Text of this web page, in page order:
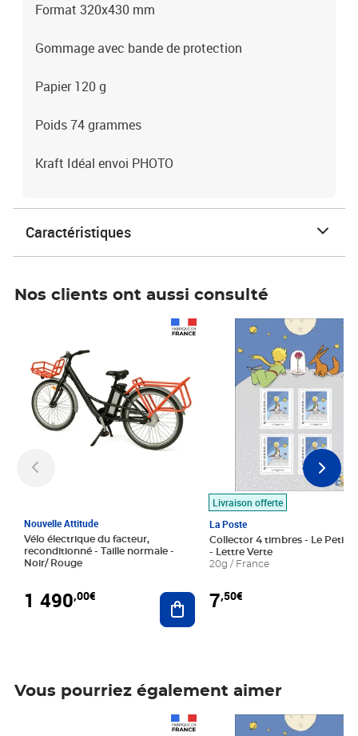
Format 320x430 mm
Gommage avec bande de protection
Papier 120 g
Poids 74 grammes
Kraft Idéal envoi PHOTO
Caractéristiques
Nos clients ont aussi consulté
Nouvelle Attitude
Vélo électrique du facteur,
reconditionné - Taille normale -
Noir/ Rouge
1 490,00€ Ajouter au panier
Livraison offerte
La Poste
Collector 4 timbres - Le Petit
- Lettre Verte
20g / France
7,50€
Prix 7,50€
Vous pourriez également aimer
Prix 7,50€